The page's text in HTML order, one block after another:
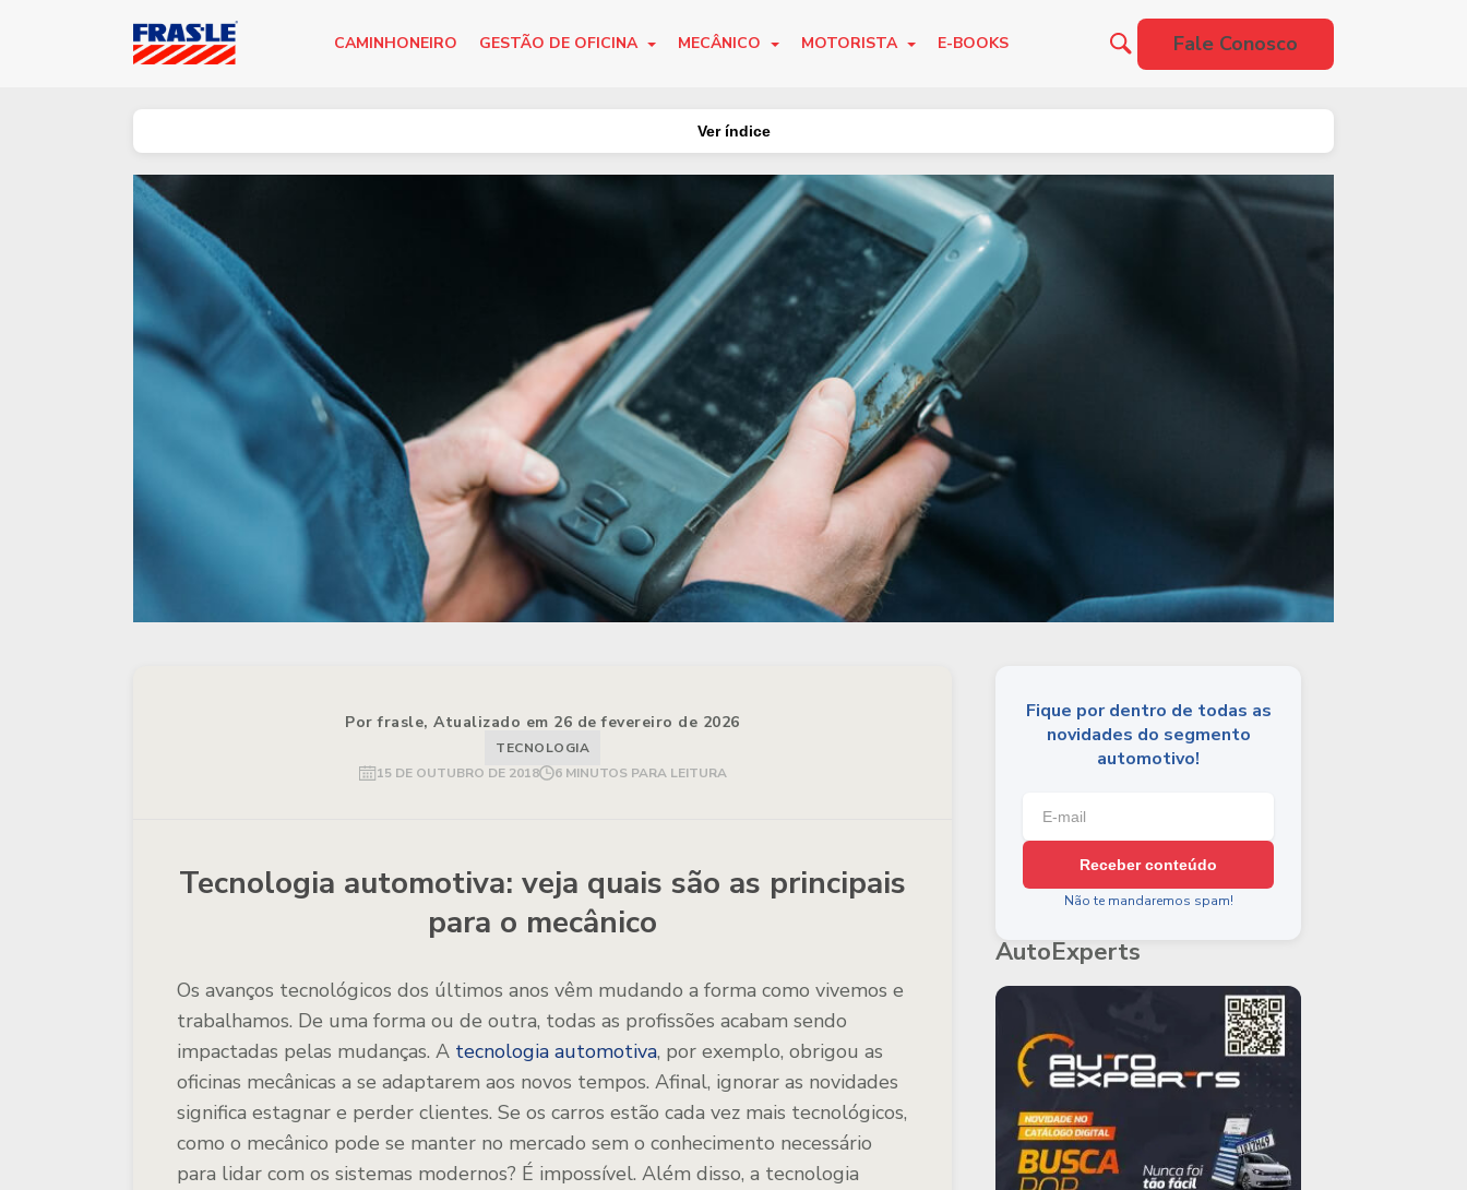
CAMINHONEIRO GESTÃO DE OFICINA MECÂNICO MOTORISTA E-BOOKS Fale Conosco
Ver índice
Por frasle, Atualizado em 26 de fevereiro de 2026
TECNOLOGIA
15 DE OUTUBRO DE 2018
6 MINUTOS PARA LEITURA
Tecnologia automotiva: veja quais são as principais
para o mecânico
Os avanços tecnológicos dos últimos anos vêm mudando a forma como vivemos e
trabalhamos. De uma forma ou de outra, todas as profissões acabam sendo
impactadas pelas mudanças. A tecnologia automotiva, por exemplo, obrigou as
oficinas mecânicas a se adaptarem aos novos tempos. Afinal, ignorar as novidades
significa estagnar e perder clientes. Se os carros estão cada vez mais tecnológicos,
como o mecânico pode se manter no mercado sem o conhecimento necessário
para lidar com os sistemas modernos? É impossível. Além disso, a tecnologia
Fique por dentro de todas as
novidades do segmento
automotivo!
Receber conteúdo
Não te mandaremos spam!
AutoExperts